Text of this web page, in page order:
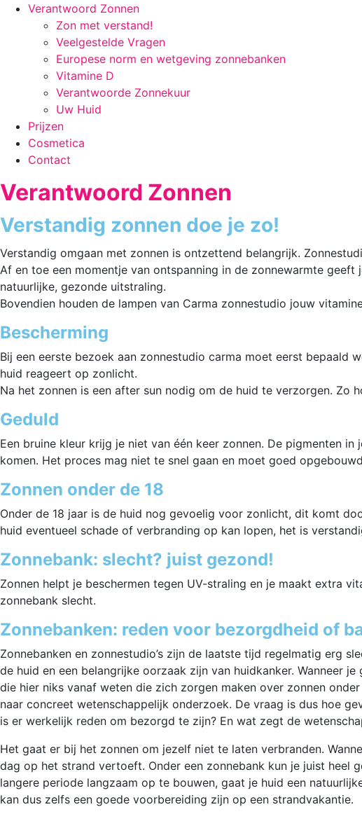
Verantwoord Zonnen
Zon met verstand!
Veelgestelde Vragen
Europese norm en wetgeving zonnebanken
Vitamine D
Verantwoorde Zonnekuur
Uw Huid
Prijzen
Cosmetica
Contact
Verantwoord Zonnen
Verstandig zonnen doe je zo!
Verstandig omgaan met zonnen is ontzettend belangrijk.
Af en toe een momentje van ontspanning in de zonnewarmte
natuurlijke, gezonde uitstraling.
Bovendien houden de lampen van Carma zonnestudio jouw
Bescherming
Bij een eerste bezoek aan zonnestudio carma moet eerst
huid reageert op zonlicht.
Na het zonnen is een after sun nodig om de huid te verzorgen. Zo
Geduld
Een bruine kleur krijg je niet van één keer zonnen. De pigmenten
komen. Het proces mag niet te snel gaan en moet goed
Zonnen onder de 18
Onder de 18 jaar is de huid nog gevoelig voor zonlicht, dit komt
huid eventueel schade of verbranding op kan lopen, het is
Zonnebank: slecht? juist gezond!
Zonnen helpt je beschermen tegen UV-straling en je maakt extra
zonnebank slecht.
Zonnebanken: reden voor bezorgdheid of
Zonnebanken en zonnestudio’s zijn de laatste tijd regelmatig erg
de huid en een belangrijke oorzaak zijn van huidkanker. Wanneer
die hier niks vanaf weten die zich zorgen maken over zonnen
naar concreet wetenschappelijk onderzoek. De vraag is dus hoe
is er werkelijk reden om bezorgd te zijn? En wat zegt de
Het gaat er bij het zonnen om jezelf niet te laten verbranden.
dag op het strand vertoeft. Onder een zonnebank kun je juist heel
langere periode langzaam op te bouwen, gaat je huid een
kan dus zelfs een goede voorbereiding zijn op een strandvakantie.